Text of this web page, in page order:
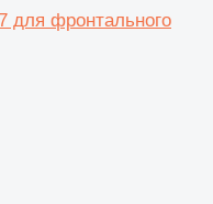
для фронтального